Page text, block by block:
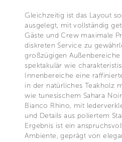
Gleichzeitig ist das Layout
ausgelegt, mit vollständig
Gäste und Crew maximale
diskreten Service zu
großzügigen Außenbereiche
spektakulär wie
Innenbereiche eine
in der natürliches Teakholz
wie tunesischem Sahara
Bianco Rhino, mit
und Details aus poliertem
Ergebnis ist ein
Ambiente, geprägt von